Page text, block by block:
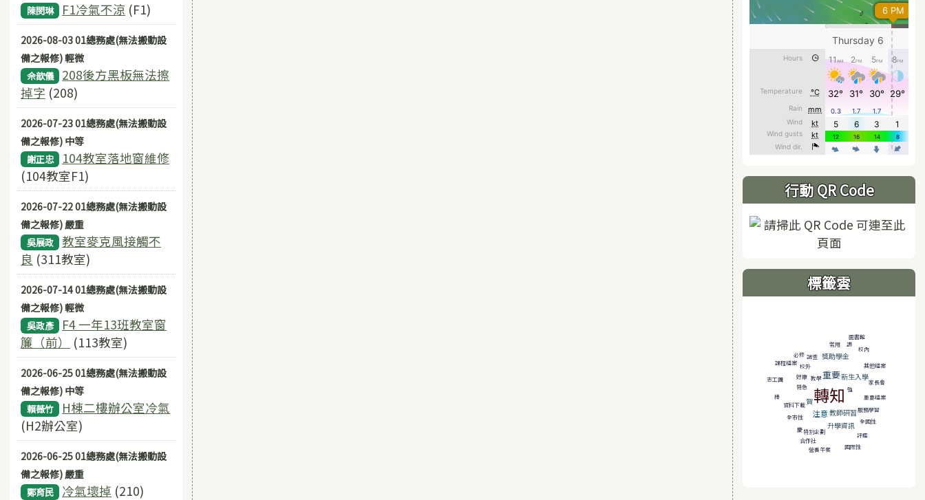
陳閔琳 F1冷氣不涼 (F1)
2026-08-03 01總務處(無法搬動設
備之報修) 輕微
佘歆儀
208後方黑板無法擦
掉字 (208)
2026-07-23 01總務處(無法搬動設
備之報修) 中等
謝正忠
104教室落地窗維修
(104教室F1)
2026-07-22 01總務處(無法搬動設
備之報修) 嚴重
吳展政
教室麥克風接觸不
良 (311教室)
2026-07-14 01總務處(無法搬動設
備之報修) 輕微
吳政彥
F4 一年13班教室窗
簾（前）
(113教室)
2026-06-25 01總務處(無法搬動設
備之報修) 中等
賴薇竹
H棟二樓辦公室冷氣
(H2辦公室)
2026-06-25 01總務處(無法搬動設
備之報修) 嚴重
鄭育民 冷氣壞掉 (210)
行動 QR Code
標籤雲
獎助學金
常用 讚
圖書館
課程檔案
必修
好康
校外
調查
校內
志工團 重要
其他檔案
特急
教學
賀轉知
新生入學家長會
棒
強
資料下載
重要檔案
全市性 注意
升學資訊
教師研習 服務學習
慶
合作社
特別企劃
全國性
評鑑
營養午餐
國際性